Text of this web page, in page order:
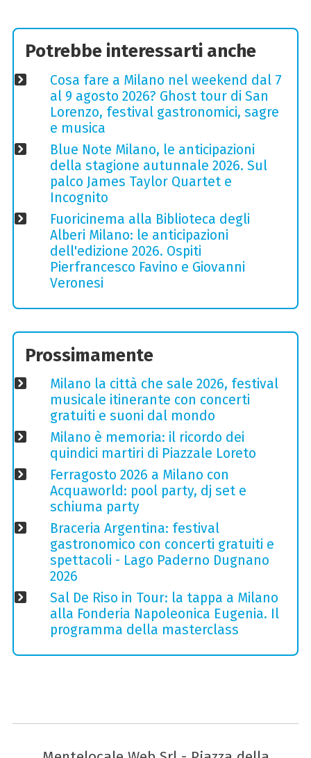
Potrebbe interessarti anche
Cosa fare a Milano nel weekend dal 7
al 9 agosto 2026? Ghost tour di San
Lorenzo, festival gastronomici, sagre
e musica
Blue Note Milano, le anticipazioni
della stagione autunnale 2026. Sul
palco James Taylor Quartet e
Incognito
Fuoricinema alla Biblioteca degli
Alberi Milano: le anticipazioni
dell'edizione 2026. Ospiti
Pierfrancesco Favino e Giovanni
Veronesi
Prossimamente
Milano la città che sale 2026, festival
musicale itinerante con concerti
gratuiti e suoni dal mondo
Milano è memoria: il ricordo dei
quindici martiri di Piazzale Loreto
Ferragosto 2026 a Milano con
Acquaworld: pool party, dj set e
schiuma party
Braceria Argentina: festival
gastronomico con concerti gratuiti e
spettacoli - Lago Paderno Dugnano
2026
Sal De Riso in Tour: la tappa a Milano
alla Fonderia Napoleonica Eugenia. Il
programma della masterclass